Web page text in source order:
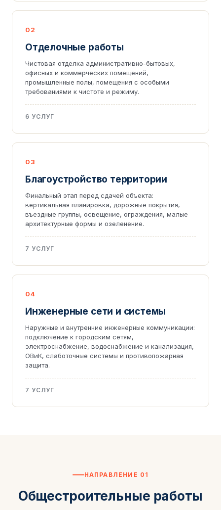
02
Отделочные работы
Чистовая отделка административно-бытовых,
офисных и коммерческих помещений,
промышленные полы, помещения с особыми
требованиями к чистоте и режиму.
6 УСЛУГ
03
Благоустройство территории
Финальный этап перед сдачей объекта:
вертикальная планировка, дорожные покрытия,
въездные группы, освещение, ограждения, малые
архитектурные формы и озеленение.
7 УСЛУГ
04
Инженерные сети и системы
Наружные и внутренние инженерные коммуникации:
подключение к городским сетям,
электроснабжение, водоснабжение и канализация,
ОВиК, слаботочные системы и противопожарная
защита.
7 УСЛУГ
НАПРАВЛЕНИЕ 01
Общестроительные работы